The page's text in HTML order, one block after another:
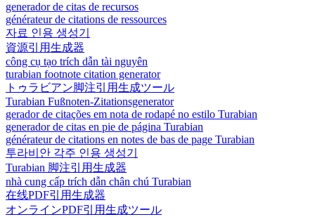
generador de citas de recursos
générateur de citations de ressources
자료 인용 생성기
資源引用生成器
công cụ tạo trích dẫn tài nguyên
turabian footnote citation generator
トゥラビアン脚注引用生成ツール
Turabian Fußnoten-Zitationsgenerator
gerador de citações em nota de rodapé no estilo Turabian
generador de citas en pie de página Turabian
générateur de citations en notes de bas de page Turabian
투라비안 각주 인용 생성기
Turabian 脚注引用生成器
nhà cung cấp trích dẫn chân chú Turabian
在线PDF引用生成器
オンラインPDF引用生成ツール